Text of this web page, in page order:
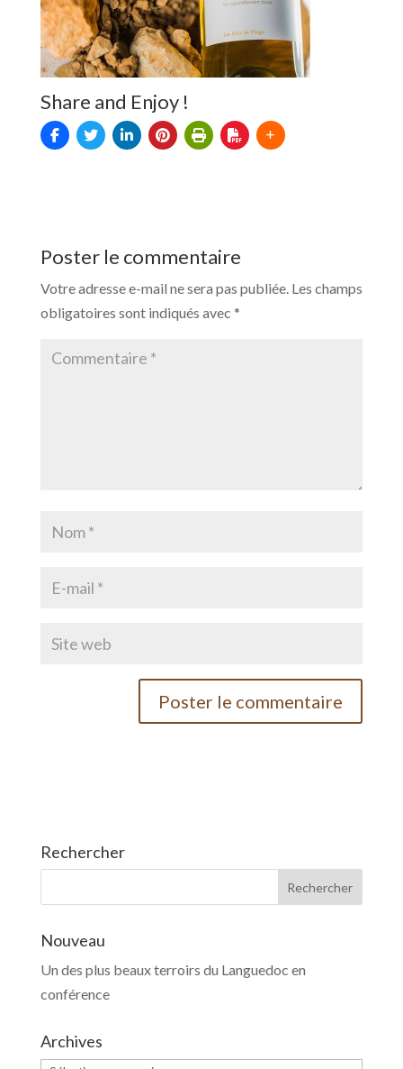
Share and Enjoy !
Poster le commentaire
Votre adresse e-mail ne sera pas publiée. Les champs
obligatoires sont indiqués avec *
Rechercher
Nouveau
Un des plus beaux terroirs du Languedoc en
conférence
Archives